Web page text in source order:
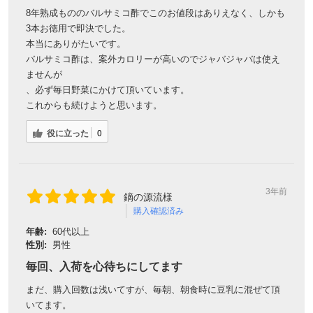
8年熟成もののバルサミコ酢でこのお値段はありえなく、しかも
3本お徳用で即決でした。
本当にありがたいです。
バルサミコ酢は、案外カロリーが高いのでジャバジャバは使え
ませんが
、必ず毎日野菜にかけて頂いています。
これからも続けようと思います。
役に立った 0
鏑の源流様
購入確認済み
3年前
年齢: 60代以上
性別:
男性
毎回、入荷を心待ちにしてます
まだ、購入回数は浅いてすが、毎朝、朝食時に豆乳に混ぜて頂
いてます。